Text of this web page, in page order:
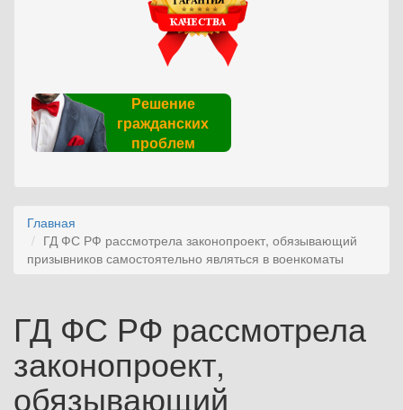
Решение
гражданских
проблем
Главная
ГД ФС РФ рассмотрела законопроект, обязывающий
призывников самостоятельно являться в военкоматы
ГД ФС РФ рассмотрела
законопроект,
обязывающий